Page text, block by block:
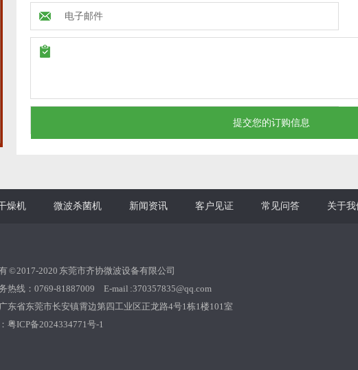
燥机 微波杀菌机 新闻资讯 客户见证 常见问答 关于我
© 2017-2020 东莞市齐协微波设备有限公司
热线：0769-81887009 E-mail :370357835@qq.com
东省东莞市长安镇霄边第四工业区正龙路4号1栋1楼101室
粤ICP备2024334771号-1